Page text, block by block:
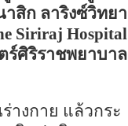
สิก ลาริงซ์วิทยา
Siriraj Hospital
ศิริราชพยาบาล
างกาย แล้วกระ